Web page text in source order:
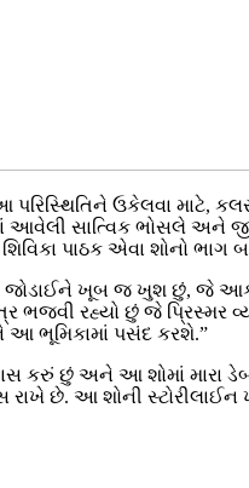
પરિસ્થિતિને ઉકેલવા
આવેલી સાત્વિક ભોસલે
પાઠક એવા શોનો ભાગ
ખૂબ જ ખુશ છું, જે
ભજવી રહ્યો છું જે પ્રિસ્મર
આ ભૂમિકામાં પસંદ કરશે.”
કરું છું અને આ શોમાં
રાખે છે. આ શોની